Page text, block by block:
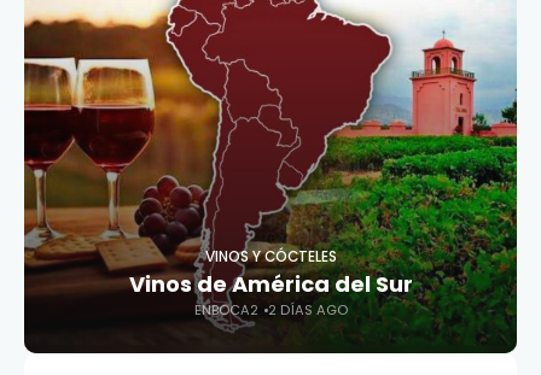
VINOS Y CÓCTELES
Vinos de América del Sur
ENBOCA2 2 DÍAS AGO